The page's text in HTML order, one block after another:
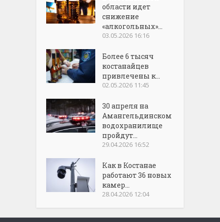
области идет
снижение
«алкогольных»...
03.05.2026 16:16
Более 6 тысяч
костанайцев
привлечены к...
02.05.2026 11:45
30 апреля на
Амангельдинском
водохранилище
пройдут...
29.04.2026 16:52
Как в Костанае
работают 36 новых
камер...
28.04.2026 12:04